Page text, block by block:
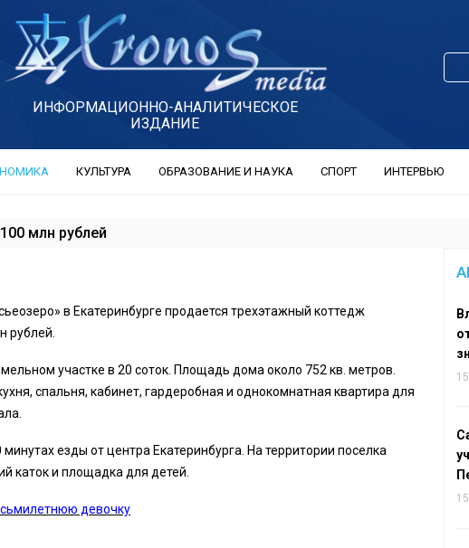
ИНФОРМАЦИОННО-АНАЛИТИЧЕСКОЕ
ИЗДАНИЕ
КУЛЬТУРА ОБРАЗОВАНИЕ И НАУКА СПОРТ ИНТЕРВЬЮ
млн рублей
в Екатеринбурге продается трехэтажный коттедж
рублей.
участке в 20 соток. Площадь дома около 752 кв. метров.
спальня, кабинет, гардеробная и однокомнатная квартира для
езды от центра Екатеринбурга. На территории поселка
каток и площадка для детей.
девочку